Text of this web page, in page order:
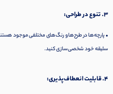
3. تنوع در طراحی:
• پارچه‌ها در طرح‌ها و رنگ‌های مختلفی موجود
سلیقه خود شخصی‌سازی کنید.
4. قابلیت انعطاف‌پذیری: